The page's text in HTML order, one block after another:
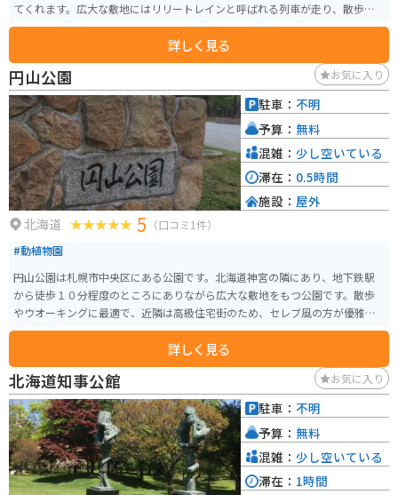
てくれます。広大な敷地にはリリートレインと呼ばれる列車が走り、散歩や
ジョギングに訪れる市民も多いです。駐車場は3か所あり、十分なスペースが
詳しく見る
円山公園 お気に入り
北海道 5 （口コミ1件）
#動植物園
円山公園は札幌市中央区にある公園です。北海道神宮の隣にあり、地下鉄駅
から徒歩１０分程度のところにありながら広大な敷地をもつ公園です。散歩
やウオーキングに最適で、近隣は高級住宅街のため、セレブ風の方が優雅に
犬の散歩などをしています。
詳しく見る
駐車： 不明
予算： 無料
混雑： 少し空いている
滞在： 0.5時間
施設： 屋外
北海道知事公館 お気に入り
駐車： 不明
予算： 無料
混雑： 少し空いている
滞在： 1時間